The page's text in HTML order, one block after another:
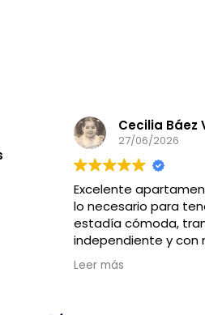
Cecilia Báez
27/06/2026
Excelente
lo necesario para
estadía cómoda,
independiente y con
ubicación…, cercana a
metro y parada de
Leer más